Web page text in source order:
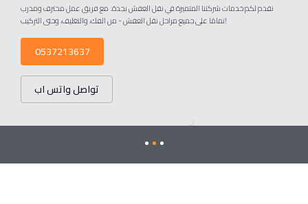
نقدم لكم خدمات شركتنا المتميزة في نقل العفش بجدة. مع فريق عمل محترف ومدرب
تمامًا على جميع مراحل نقل العفش - من الفك، والتغليف، وحتى التركيب!
0537213637
تواصل واتس اب